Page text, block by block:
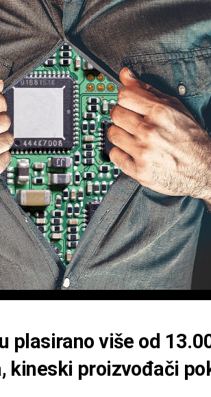
plasirano više od
kineski proizvođači